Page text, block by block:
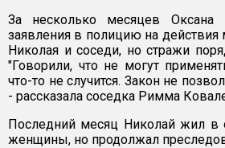
За несколько месяцев Оксана
заявления в полицию на
Николая и соседи, но стражи
"Говорили, что не могут
что-то не случится. Закон не
- рассказала соседка Римма
Последний месяц Николай жил в
женщины, но продолжал